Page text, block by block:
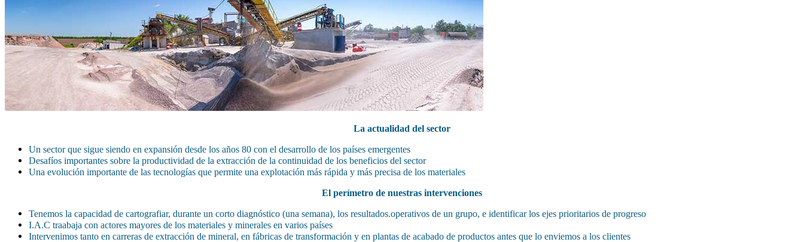
La actualidad del sector
Un sector que sigue siendo en expansión desde los años 80 con el desarrollo de los países emergentes
Desafíos importantes sobre la productividad de la extracción de la continuidad de los beneficios del sector
Una evolución importante de las tecnologías que permite una explotación más rápida y más precisa de los materiales
El perímetro de nuestras intervenciones
Tenemos la capacidad de cartografiar, durante un corto diagnóstico (una semana), los resultados.operativos de un grupo, e identificar los ejes prioritarios de progreso
I.A.C traabaja con actores mayores de los materiales y minerales en varios países
Intervenimos tanto en carreras de extracción de mineral, en fábricas de transformación y en plantas de acabado de productos antes que lo enviemos a los clientes